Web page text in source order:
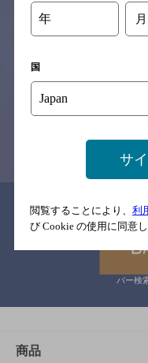
※それぞれのお店のメニュ
予告なしに変
念のためお店にご確認の
情
バー検
商品
年 月
国
サ
閲覧することにより、 利
び Cookie の使用に同意